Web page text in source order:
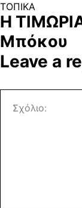
ΤΟΠΙΚΑ
Η
Μπόκου
Leave a